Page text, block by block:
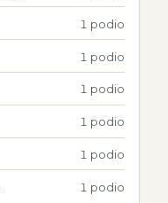
1 podio
1 podio
1 podio
1 podio
1 podio
1 podio